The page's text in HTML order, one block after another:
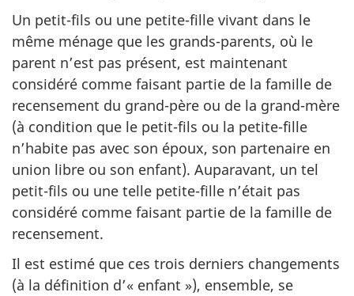
Un petit-fils ou une petite-fille vivant dans le
même ménage que les grands-parents, où le
parent n’est pas présent, est maintenant
considéré comme faisant partie de la famille de
recensement du grand-père ou de la grand-mère
(à condition que le petit-fils ou la petite-fille
n’habite pas avec son époux, son partenaire en
union libre ou son enfant). Auparavant, un tel
petit-fils ou une telle petite-fille n’était pas
considéré comme faisant partie de la famille de
recensement.
Il est estimé que ces trois derniers changements
(à la définition d’« enfant »), ensemble, se